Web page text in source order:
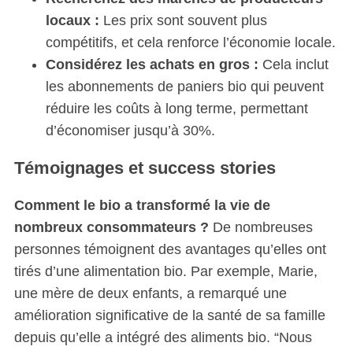
locaux : Les prix sont souvent plus
compétitifs, et cela renforce l’économie locale.
Considérez les achats en gros : Cela inclut
les abonnements de paniers bio qui peuvent
réduire les coûts à long terme, permettant
d’économiser jusqu’à 30%.
Témoignages et success stories
Comment le bio a transformé la vie de
nombreux consommateurs ? De nombreuses
personnes témoignent des avantages qu’elles ont
tirés d’une alimentation bio. Par exemple, Marie,
une mère de deux enfants, a remarqué une
amélioration significative de la santé de sa famille
depuis qu’elle a intégré des aliments bio. “Nous